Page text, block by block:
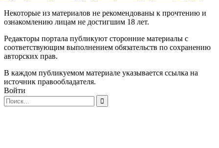
Некоторые из материалов не рекомендованы к прочтению и
ознакомлению лицам не достигшим 18 лет.
Редакторы портала публикуют сторонние материалы с
соответствующим выполнением обязательств по сохранению
авторских прав.
В каждом публикуемом материале указывается ссылка на
источник правообладателя.
Войти